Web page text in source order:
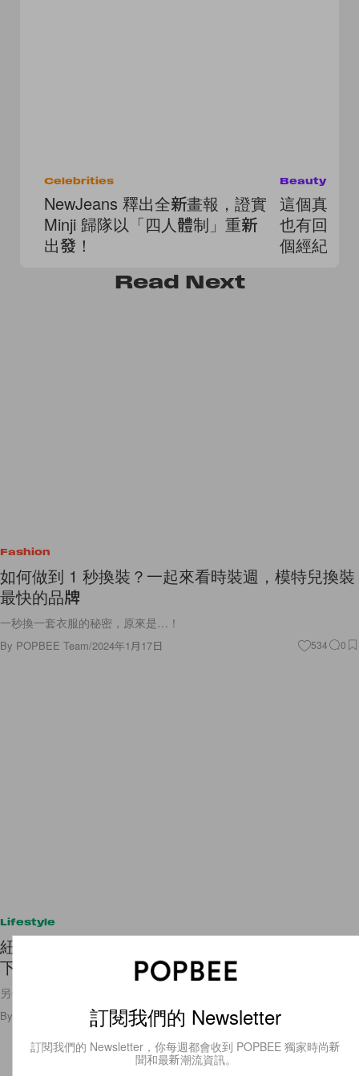
Celebrities
NewJeans 釋出全新畫報，證實
Minji 歸隊以「四人體制」重新
出發！
Beauty
這個真的
也有回歸
個經紀公
Read Next
Fashion
如何做到 1 秒換裝？一起來看時裝週，模特兒換裝
最快的品牌
一秒換一套衣服的秘密，原來是…！
By POPBEE Team/2024年1月17日 534 0
Lifestyle
紐約最新景點 +POOL 漂浮游泳池：布魯克林大橋
下、收盡曼哈頓美景！
另一個角度看還有自由女神像… 美死了！！！
By /2024年1月17日
訂閱我們的 Newsletter
訂閱我們的 Newsletter，你每週都會收到 POPBEE 獨家時尚新
聞和最新潮流資訊。